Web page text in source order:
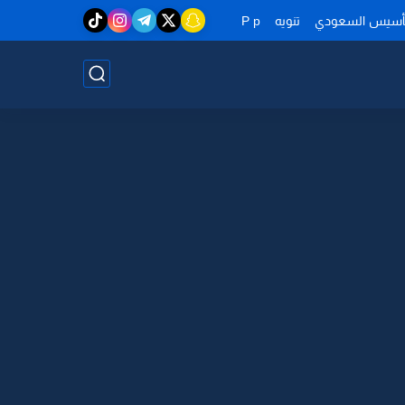
السعودي تنويه P p